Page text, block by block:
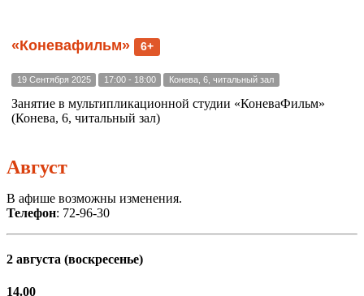
«Коневафильм» 6+
19 Сентября 2025 17:00 - 18:00 Конева, 6, читальный зал
Занятие в мультипликационной студии «КоневаФильм»
(Конева, 6, читальный зал)
Август
В афише возможны изменения.
Телефон: 72-96-30
2 августа (воскресенье)
14.00